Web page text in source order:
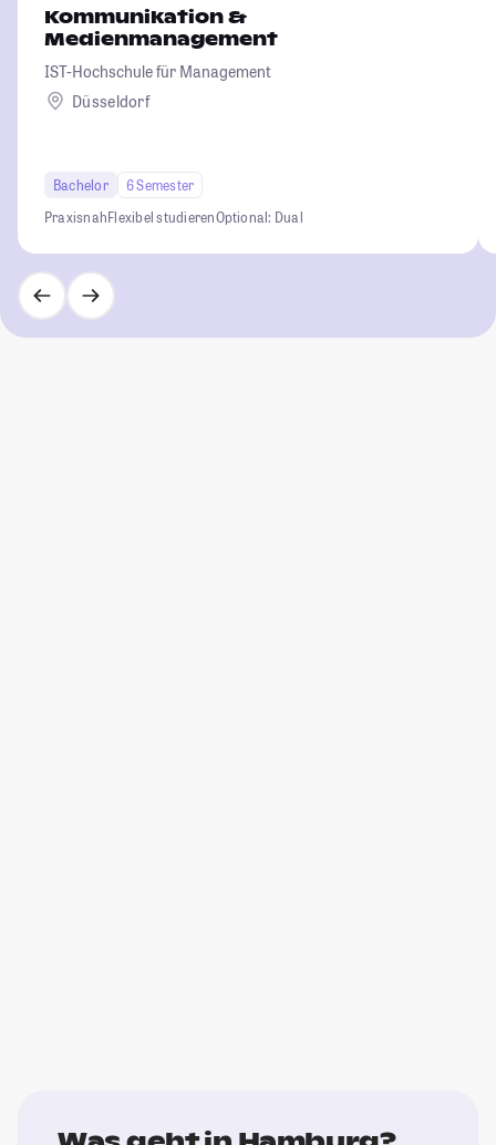
Kommunikation &
Medienmanagement
IST-Hochschule für Management
Düsseldorf
Bachelor
6 Semester
PraxisnahFlexibel studierenOptional: Dual